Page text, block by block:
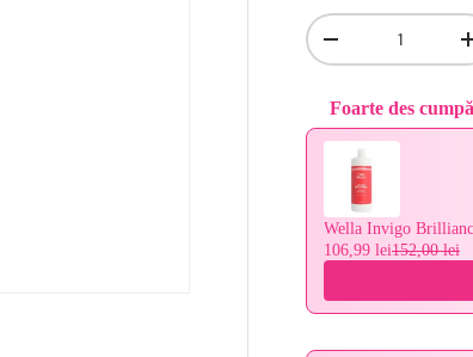
Cantitate
-
Foarte des
Use the Previous
Wella Invigo
106,99 lei152,00 lei